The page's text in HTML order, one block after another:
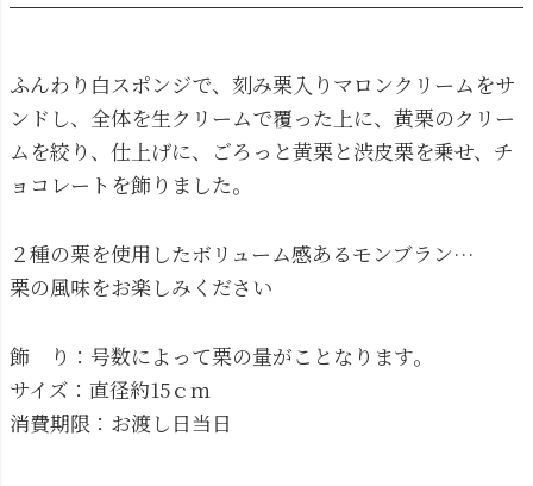
ふんわり白スポンジで、刻み栗入りマロンクリームをサ
ンドし、全体を生クリームで覆った上に、黄栗のクリー
ムを絞り、仕上げに、ごろっと黄栗と渋皮栗を乗せ、チ
ョコレートを飾りました。
２種の栗を使用したボリューム感あるモンブラン…
栗の風味をお楽しみください
飾 り：号数によって栗の量がことなります。
サイズ：直径約15ｃｍ
消費期限：お渡し日当日